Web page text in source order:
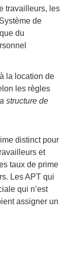
travailleurs, les
de
du
la location de
les règles
structure de
distinct pour
et
taux de prime
Les APT qui
qui n’est
assigner un